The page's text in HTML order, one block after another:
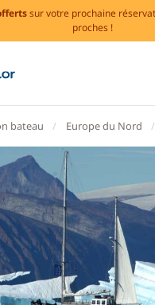
sur votre prochaine
proches !
bateau Europe du Nord